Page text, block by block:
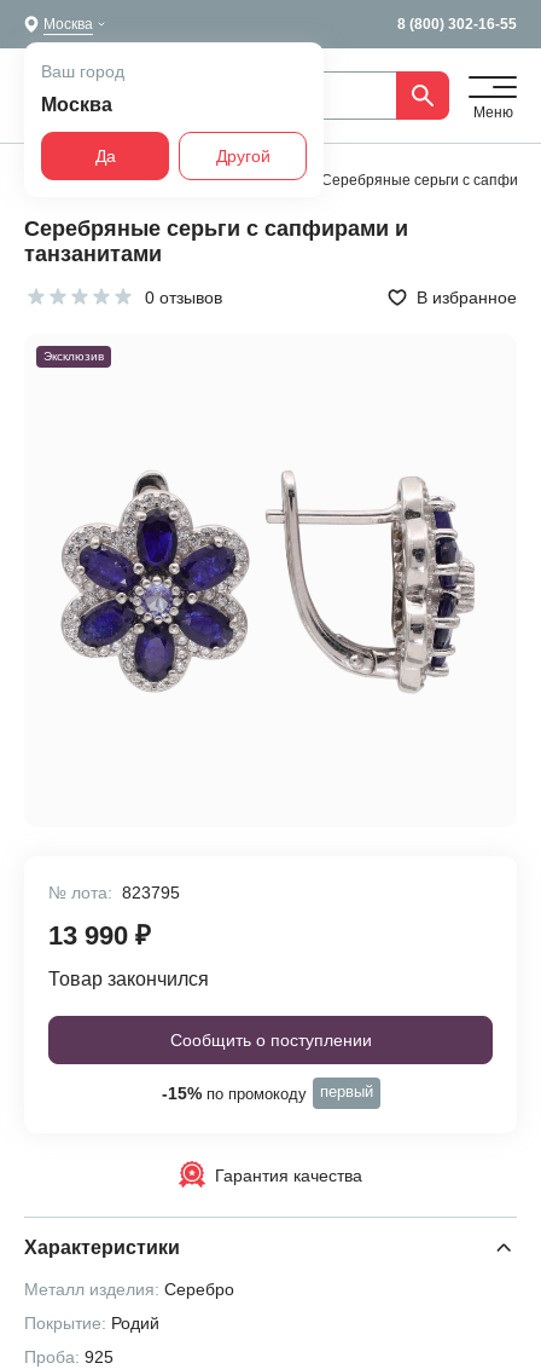
Москва 8 (800) 302-16-55
Ваш город
Москва
Да Другой
Меню
Главная Все украшения Серьги Серебряные серьги с
Серебряные серьги с сапфирами и
танзанитами
0 отзывов В избранное
Эксклюзив
№ лота: 823795
13 990 ₽
Товар закончился
Сообщить о поступлении
-15%по промокоду первый
Гарантия качества
Характеристики
Металл изделия: Серебро
Покрытие: Родий
Проба: 925